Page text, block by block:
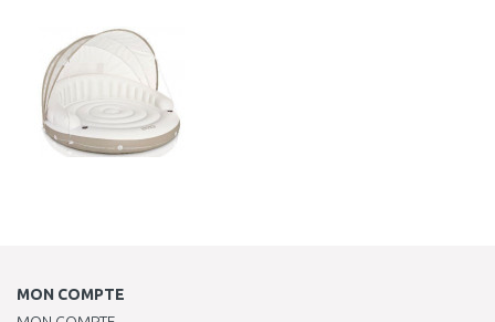
Au comparatif
MON COMPTE